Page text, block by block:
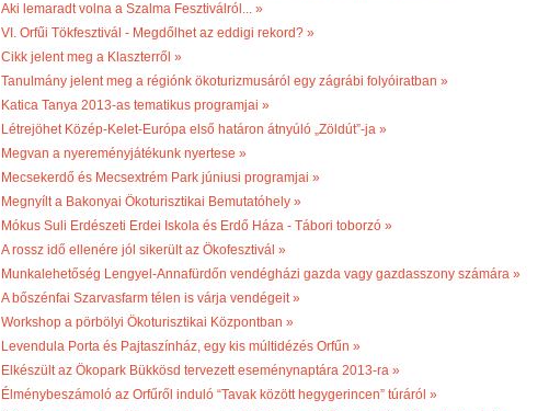
Aki lemaradt volna a Szalma Fesztiválról... »
VI. Orfűi Tökfesztivál - Megdőlhet az eddigi rekord? »
Cikk jelent meg a Klaszterről »
Tanulmány jelent meg a régiónk ökoturizmusáról egy zágrábi folyóiratban »
Katica Tanya 2013-as tematikus programjai »
Létrejöhet Közép-Kelet-Európa első határon átnyúló „Zöldút”-ja »
Megvan a nyereményjátékunk nyertese »
Mecsekerdő és Mecsextrém Park júniusi programjai »
Megnyílt a Bakonyai Ökoturisztikai Bemutatóhely »
Mókus Suli Erdészeti Erdei Iskola és Erdő Háza - Tábori toborzó »
A rossz idő ellenére jól sikerült az Ökofesztivál »
Munkalehetőség Lengyel-Annafürdőn vendégházi gazda vagy gazdasszony számára »
A bőszénfai Szarvasfarm télen is várja vendégeit »
Workshop a pörbölyi Ökoturisztikai Központban »
Levendula Porta és Pajtaszínház, egy kis múltidézés Orfűn »
Elkészült az Ökopark Bükkösd tervezett eseménynaptára 2013-ra »
Élménybeszámoló az Orfűről induló “Tavak között hegygerincen” túráról »